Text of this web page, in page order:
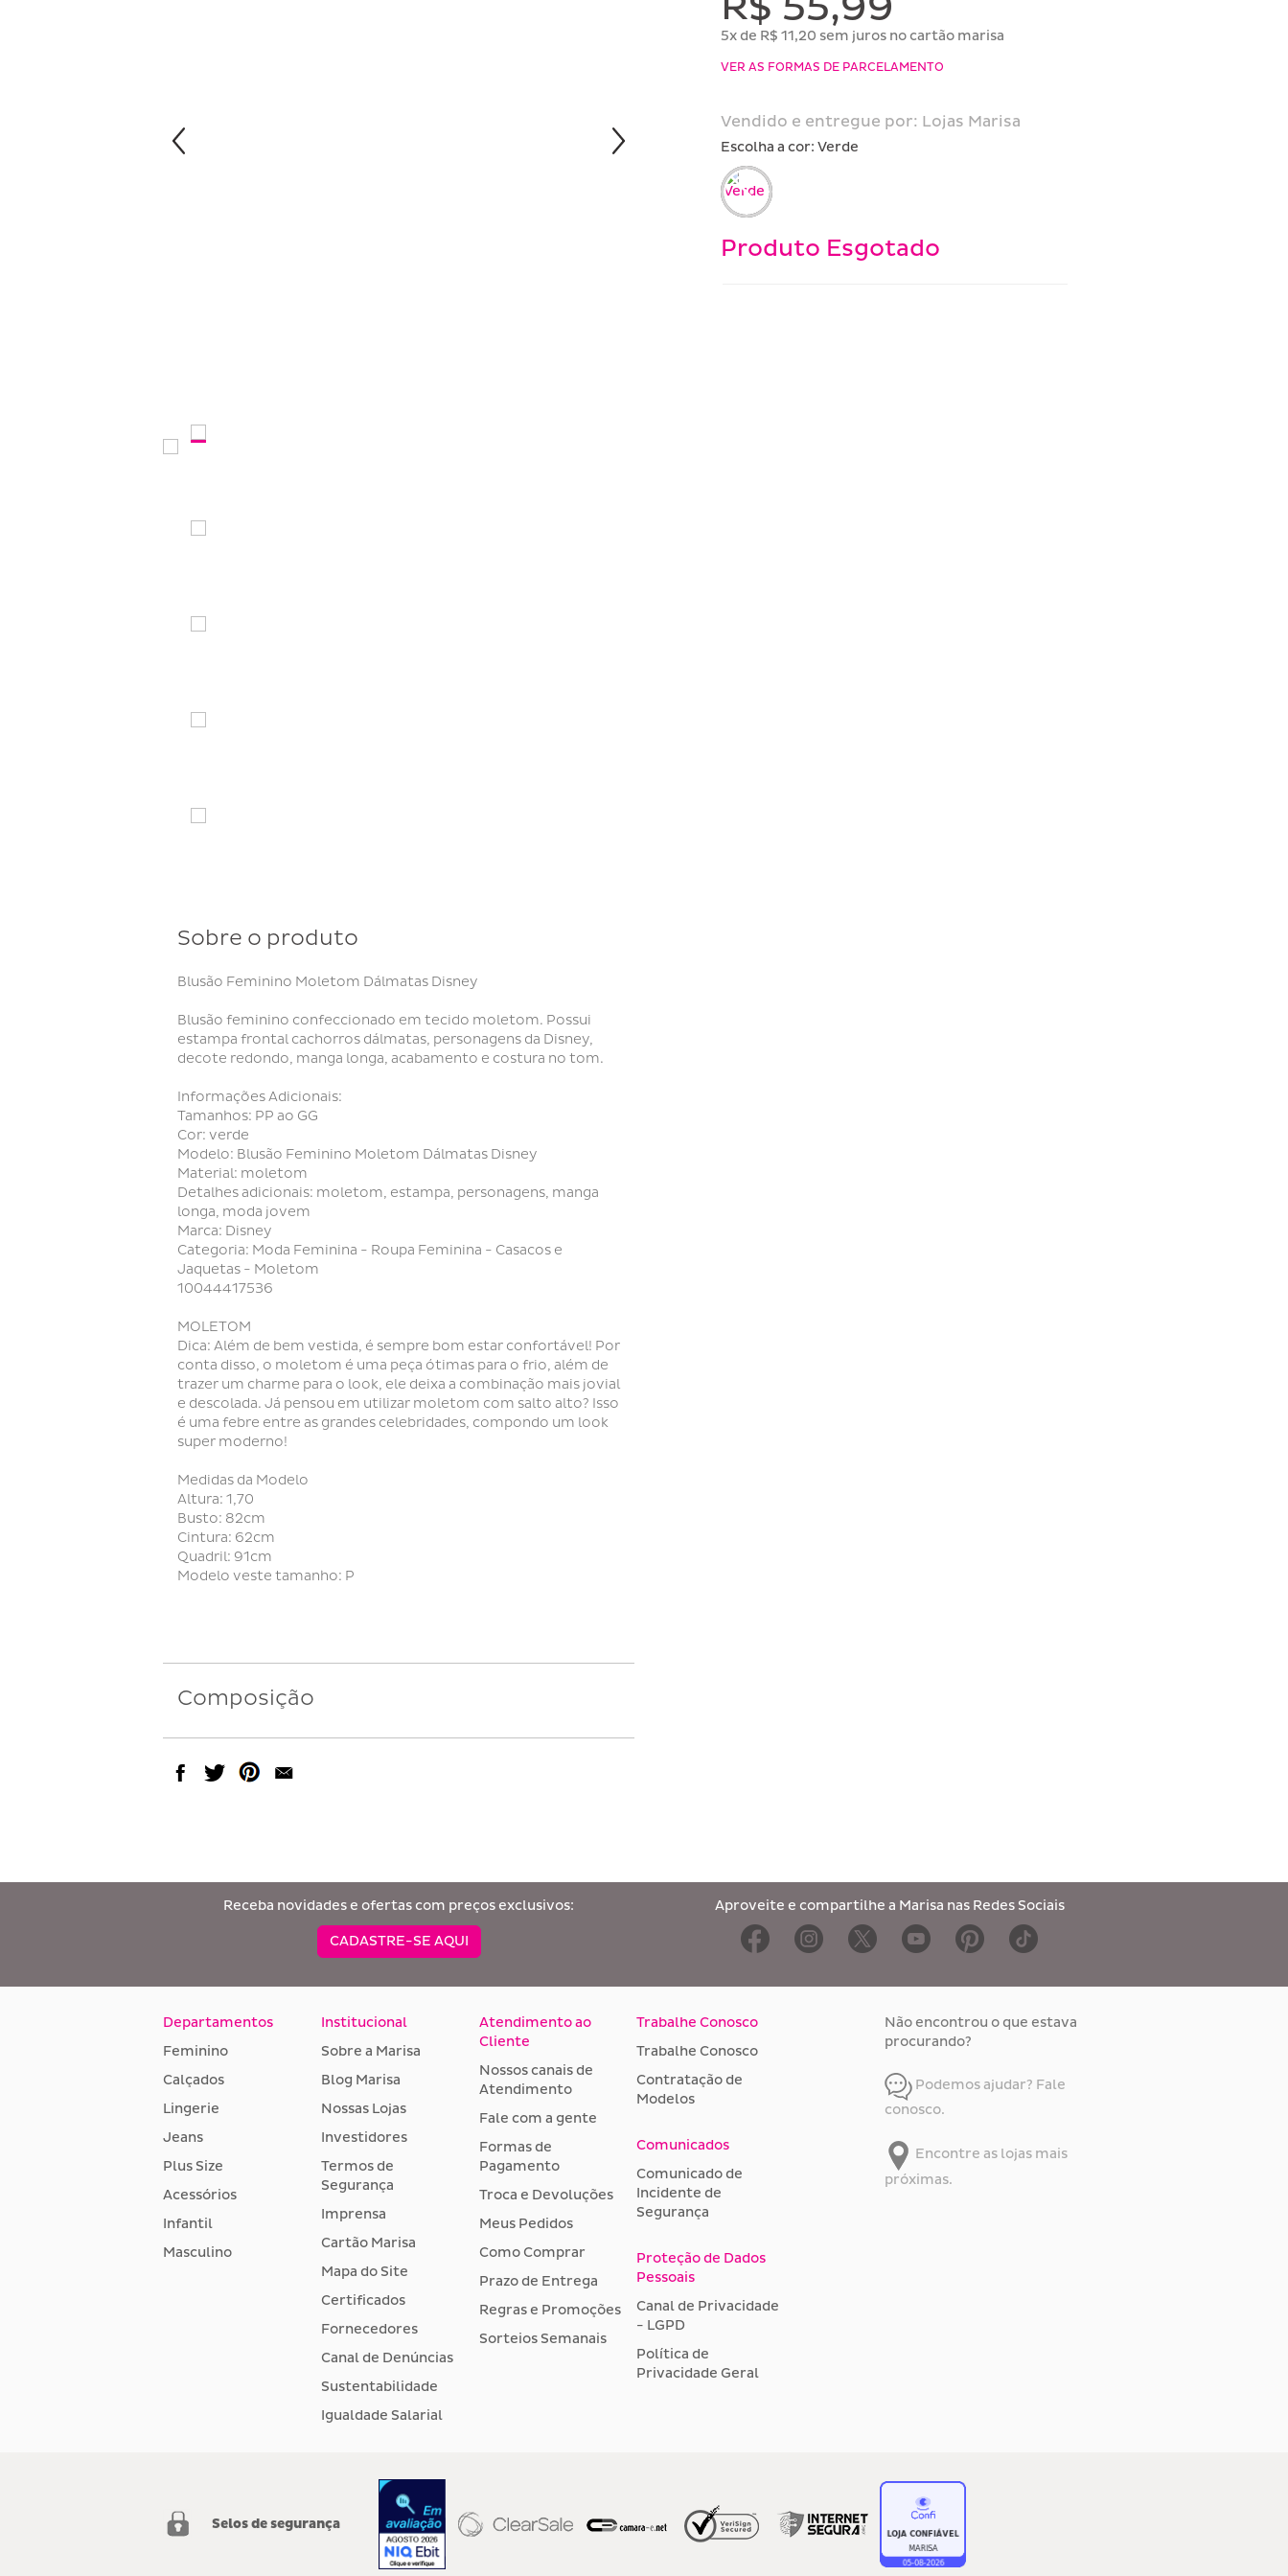
Sobre o produto
Blusão Feminino Moletom Dálmatas Disney
Blusão feminino confeccionado em tecido moletom. Possui
estampa frontal cachorros dálmatas, personagens da Disney,
decote redondo, manga longa, acabamento e costura no tom.
Informações Adicionais:
Tamanhos: PP ao GG
Cor: verde
Modelo: Blusão Feminino Moletom Dálmatas Disney
Material: moletom
Detalhes adicionais: moletom, estampa, personagens, manga
longa, moda jovem
Marca: Disney
Categoria: Moda Feminina - Roupa Feminina - Casacos e
Jaquetas - Moletom
10044417536
MOLETOM
Dica: Além de bem vestida, é sempre bom estar confortável! Por
conta disso, o moletom é uma peça ótimas para o frio, além de
trazer um charme para o look, ele deixa a combinação mais jovial
e descolada. Já pensou em utilizar moletom com salto alto? Isso
é uma febre entre as grandes celebridades, compondo um look
super moderno!
Medidas da Modelo
Altura: 1,70
Busto: 82cm
Cintura: 62cm
Quadril: 91cm
Modelo veste tamanho: P
Composição
5x de R$ 11,20 sem juros no cartão marisa
VER AS FORMAS DE PARCELAMENTO
Vendido e entregue por: Lojas Marisa
Escolha a cor: verde
Produto Esgotado
Receba novidades e ofertas com preços exclusivos:
CADASTRE-SE AQUI
Aproveite e compartilhe a Marisa nas Redes Sociais
Não encontrou o que estava
procurando?
Podemos ajudar? Fale
conosco.
Encontre as lojas mais
próximas.
Departamentos
Feminino
Calçados
Lingerie
Jeans
Plus Size
Acessórios
Infantil
Masculino
Institucional
Sobre a Marisa
Blog Marisa
Nossas Lojas
Investidores
Termos de
Segurança
Imprensa
Cartão Marisa
Mapa do Site
Certificados
Fornecedores
Canal de Denúncias
Sustentabilidade
Igualdade Salarial
Atendimento ao
Cliente
Nossos canais de
Atendimento
Fale com a gente
Formas de
Pagamento
Troca e Devoluções
Meus Pedidos
Como Comprar
Prazo de Entrega
Regras e Promoções
Sorteios Semanais
Trabalhe Conosco
Trabalhe Conosco
Contratação de
Modelos
Comunicados
Comunicado de
Incidente de
Segurança
Proteção de Dados
Pessoais
Canal de Privacidade
- LGPD
Política de
Privacidade Geral
Selos de segurança